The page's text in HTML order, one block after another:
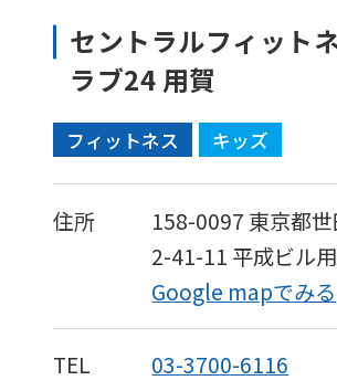
セントラルフィット
ラブ24 用賀
フィットネス キッズ
住所 158-0097 東京都
2-41-11 平成ビル
Google mapでみる
TEL 03-3700-6116